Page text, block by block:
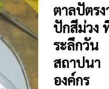
Add to
Wishlist
ตาลปัตร
ปักสีม่วง
ระลึกวัน
สถาปนา
องค์กร